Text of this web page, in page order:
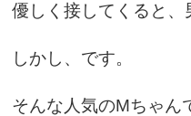
優しく接してくると、
しかし、です。
そんな人気のMちゃん